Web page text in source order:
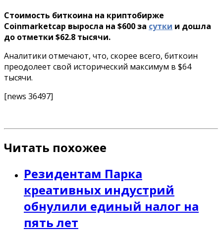
Стоимость биткоина на криптобирже
Сoinmarketcap выросла на $600 за сутки и дошла
до отметки $62.8 тысячи.
Аналитики отмечают, что, скорее всего, биткоин
преодолеет свой исторический максимум в $64
тысячи.
[news 36497]
Читать похожее
Резидентам Парка
креативных индустрий
обнулили единый налог на
пять лет